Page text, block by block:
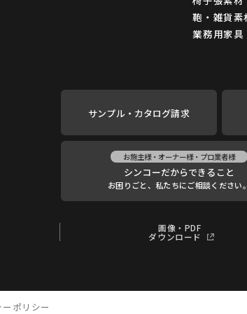
鞄・雑貨素
業務用家具
サンプル・カタログ請求
お施主様・オーナー様・プロ業者様
シンコーだからできること
お困りごと、私たちにご相談ください。
画像・PDF
ダウンロード
ポリシー